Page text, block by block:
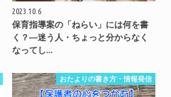
2023.10.6
保育指導案の「ねらい」には何を書
く？―迷う人・ちょっと分からなく
なってし…
おたよりの書き方・情報発信